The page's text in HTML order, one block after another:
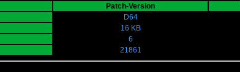
Patch-Version
D64
16 KB
6
21861